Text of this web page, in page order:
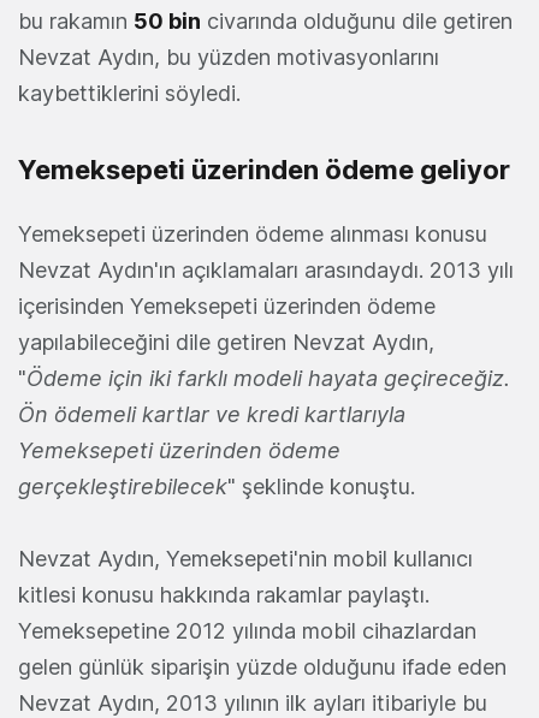
bu rakamın 50 bin civarında olduğunu dile getiren
Nevzat Aydın, bu yüzden motivasyonlarını
kaybettiklerini söyledi.
Yemeksepeti üzerinden ödeme geliyor
Yemeksepeti üzerinden ödeme alınması konusu
Nevzat Aydın'ın açıklamaları arasındaydı. 2013 yılı
içerisinden Yemeksepeti üzerinden ödeme
yapılabileceğini dile getiren Nevzat Aydın,
"Ödeme için iki farklı modeli hayata geçireceğiz.
Ön ödemeli kartlar ve kredi kartlarıyla
Yemeksepeti üzerinden ödeme
gerçekleştirebilecek" şeklinde konuştu.
Nevzat Aydın, Yemeksepeti'nin mobil kullanıcı
kitlesi konusu hakkında rakamlar paylaştı.
Yemeksepetine 2012 yılında mobil cihazlardan
gelen günlük siparişin yüzde olduğunu ifade eden
Nevzat Aydın, 2013 yılının ilk ayları itibariyle bu